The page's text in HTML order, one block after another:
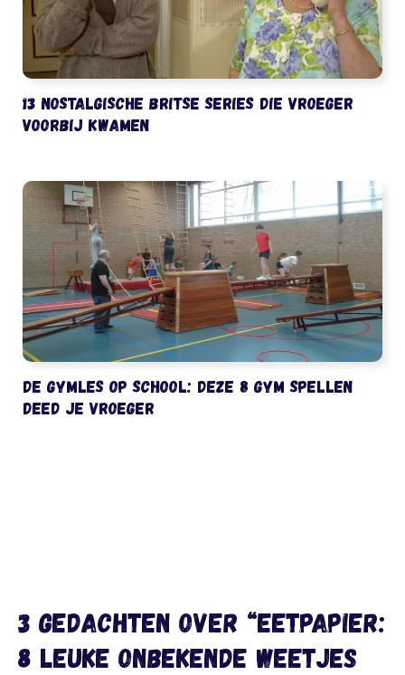
13 nostalgische Britse series die vroeger
voorbij kwamen
De gymles op school: deze 8 gym spellen
deed je vroeger
3 gedachten over “Eetpapier:
8 leuke onbekende weetjes